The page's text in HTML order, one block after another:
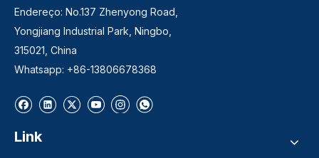
Endereço: No.137 Zhenyong Road,
Yongjiang Industrial Park, Ningbo,
315021, China
Whatsapp: +86-13806678368
Link